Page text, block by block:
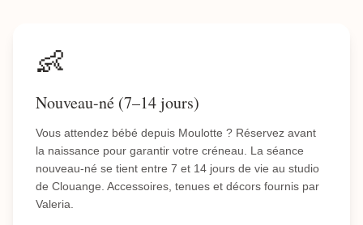
👶
Nouveau-né (7–14 jours)
Vous attendez bébé depuis Moulotte ? Réservez avant
la naissance pour garantir votre créneau. La séance
nouveau-né se tient entre 7 et 14 jours de vie au studio
de Clouange. Accessoires, tenues et décors fournis par
Valeria.